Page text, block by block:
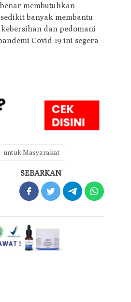
membutuhkan
banyak membantu
dan pedomani
Covid-19 ini segera
untuk Masyarakat
SEBARKAN